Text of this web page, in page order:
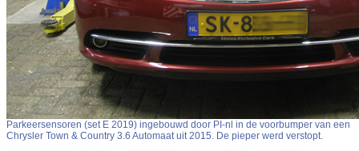
Parkeersensoren (set E 2019) ingebouwd door PI-nl in de voorbumper van een
Chrysler Town & Country 3.6 Automaat uit 2015. De pieper werd verstopt.